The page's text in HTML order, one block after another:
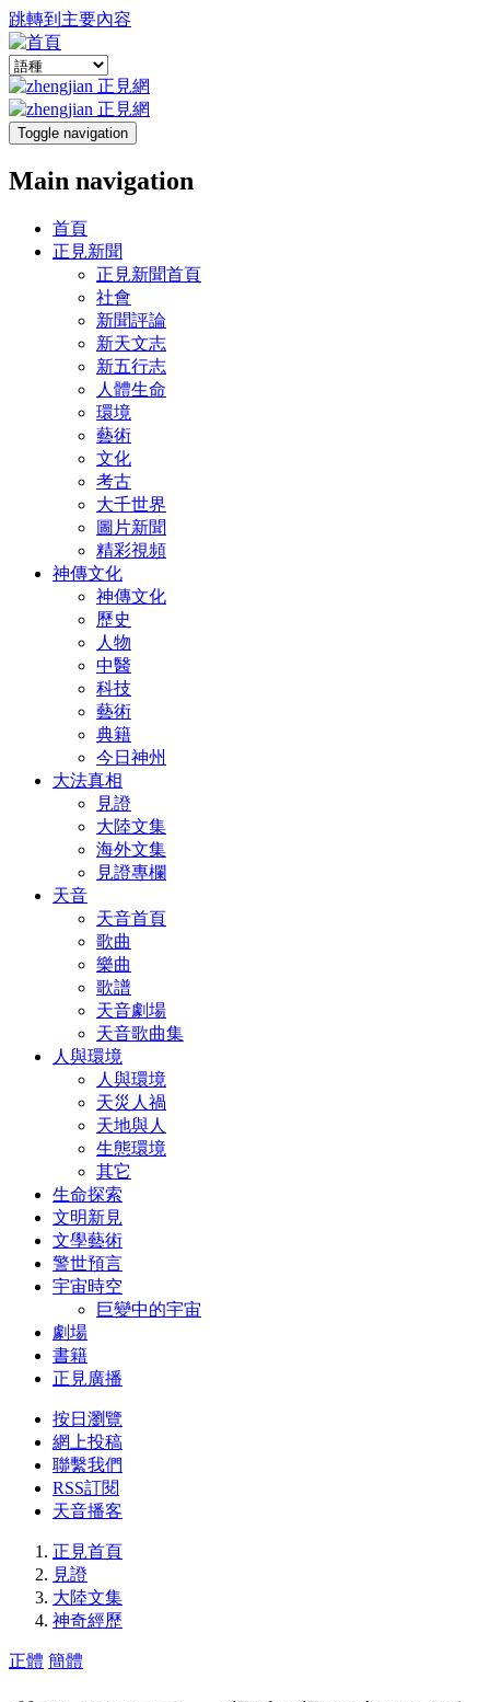
跳轉到主要內容
Toggle navigation
Main navigation
首頁
正見新聞
正見新聞首頁
社會
新聞評論
新天文志
新五行志
人體生命
環境
藝術
文化
考古
大千世界
圖片新聞
精彩視頻
神傳文化
神傳文化
歷史
人物
中醫
科技
藝術
典籍
今日神州
大法真相
見證
大陸文集
海外文集
見證專欄
天音
天音首頁
歌曲
樂曲
歌譜
天音劇場
天音歌曲集
人與環境
人與環境
天災人禍
天地與人
生態環境
其它
生命探索
文明新見
文學藝術
警世預言
宇宙時空
巨變中的宇宙
劇場
書籍
正見廣播
按日瀏覽
網上投稿
聯繫我們
RSS訂閱
天音播客
正見首頁
見證
大陸文集
神奇經歷
正體 簡體